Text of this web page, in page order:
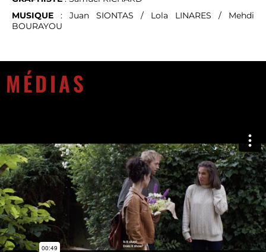
MUSIQUE : Juan SIONTAS / Lola LINARES / Mehdi
BOURAYOU
MÉDIAS